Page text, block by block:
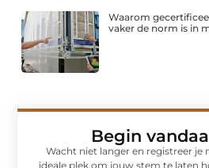
Waarom
vaker de norm is in
Begin
Wacht niet langer en registreer je
ideale plek om jouw stem te laten